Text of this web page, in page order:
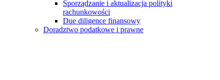
Sporządzanie i aktualizacja polityki
rachunkowości
Due diligence finansowy
Doradztwo podatkowe i prawne